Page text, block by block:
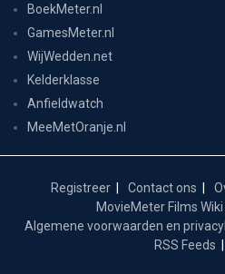
BoekMeter.nl
GamesMeter.nl
WijWedden.net
Kelderklasse
Anfieldwatch
MeeMetOranje.nl
Registreer Contact ons
MovieMeter Films Wiki
Algemene voorwaarden en
RSS Feeds